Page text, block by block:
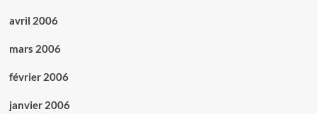
avril 2006
mars 2006
février 2006
janvier 2006